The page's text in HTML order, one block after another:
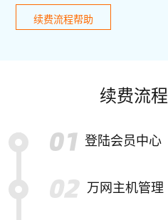
续费流程帮助
续费流程
登陆会员中心
万网主机管理